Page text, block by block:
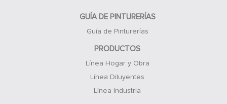
GUÍA DE PINTURERÍAS
Guía de Pinturerías
PRODUCTOS
Línea Hogar y Obra
Línea Diluyentes
Línea Industria